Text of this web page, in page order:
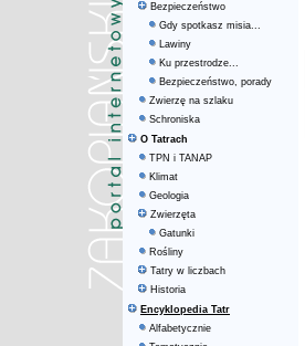
Bezpieczeństwo
Gdy spotkasz misia...
Lawiny
Ku przestrodze...
Bezpieczeństwo, porady
Zwierzę na szlaku
Schroniska
O Tatrach
TPN i TANAP
Klimat
Geologia
Zwierzęta
Gatunki
Rośliny
Tatry w liczbach
Historia
Encyklopedia Tatr
Alfabetycznie